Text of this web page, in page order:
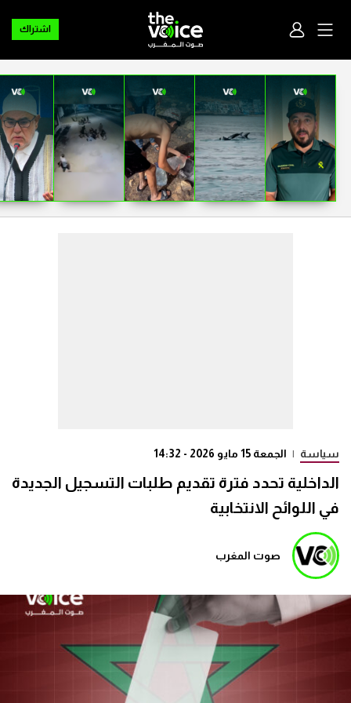
اشتراك
سياسة | الجمعة 15 مايو 2026 - 14:32
الداخلية تحدد فترة تقديم طلبات التسجيل الجديدة
في اللوائح الانتخابية
صوت المغرب